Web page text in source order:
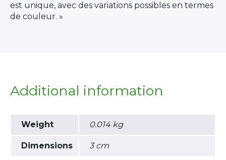
est unique, avec des variations possibles en termes
de couleur. »
Additional information
Weight 0.014 kg
Dimensions 3 cm